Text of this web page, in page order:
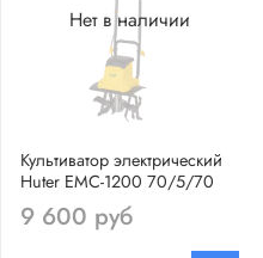
Нет в наличии
Культиватор электрический
Huter ЕМС-1200 70/5/70
9 600 руб